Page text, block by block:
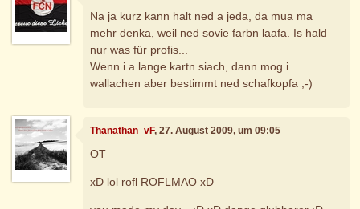
Na ja kurz kann halt ned a jeda, da mua ma
mehr denka, weil ned sovie farbn laafa. Is hald
nur was für profis...
Wenn i a lange kartn siach, dann mog i
wallachen aber bestimmt ned schafkopfa ;-)
Thanathan_vF, 27. August 2009, um 09:05
OT
xD lol rofl ROFLMAO xD